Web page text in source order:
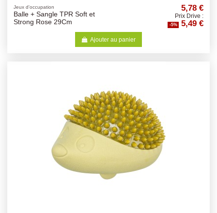
Jeux d'occupation
Balle + Sangle TPR Soft et
Strong Rose 29Cm
5,78 €
Prix Drive :
-5% 5,49 €
Ajouter au panier